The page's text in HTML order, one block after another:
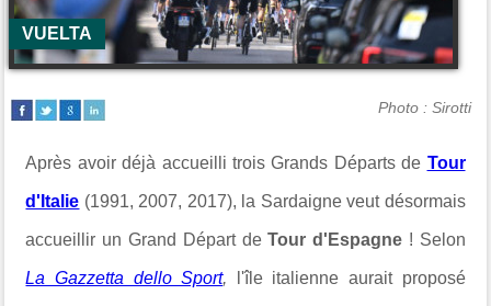
VUELTA
Photo : Sirotti
Après avoir déjà accueilli trois Grands Départs de Tour
d'Italie (1991, 2007, 2017), la Sardaigne veut désormais
accueillir un Grand Départ deTour d'Espagne ! Selon
La Gazzetta dello Sport, l'île italienne aurait proposé